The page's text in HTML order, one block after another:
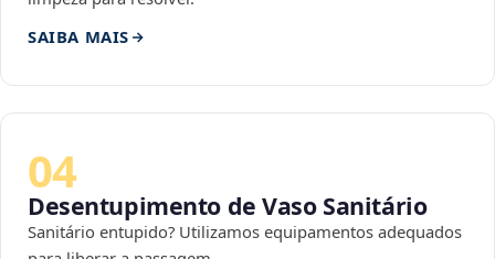
SAIBA MAIS
04
Desentupimento de Vaso Sanitário
Sanitário entupido? Utilizamos equipamentos adequados